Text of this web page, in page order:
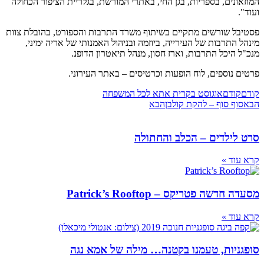
ועוד".
פסטיבל שורשים מתקיים בשיתוף משרד התרבות והספורט, בהובלת צוות
מינהל התרבות של העירייה, ביוזמה ובניהול האמנותי של אריה ימיני,
מנכ"ל היכל התרבות, וארז חסון, מנהל תיאטרון הדופנ.
פרטים נוספים, לוח הופעות וכרטיסים – באתר העירוני.
קודםקודםאוגוסט בקרית אתא לכל המשפחה
הבאסוף סוף – להקת קולבןהבא
סרט לילדים – הכלב והחתולה
קרא עוד »
מסעדה חדשה פטריקס – Patrick’s Rooftop
קרא עוד »
סופגניות, טעמנו בקטנה… מילה של אמא נגה